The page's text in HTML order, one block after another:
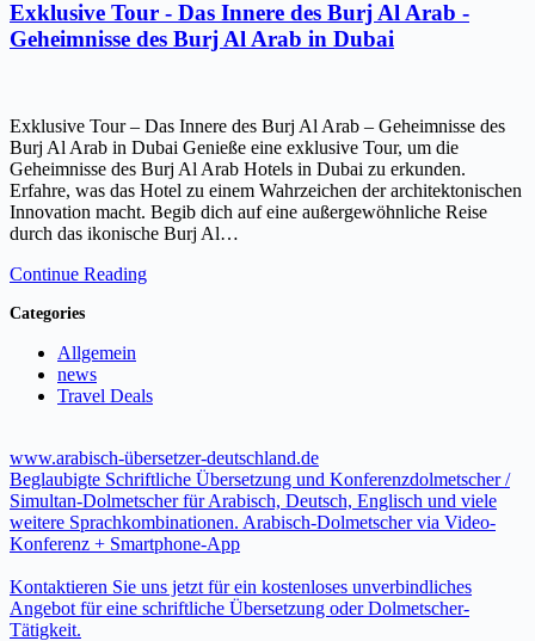
Exklusive Tour - Das Innere des Burj Al Arab -
Geheimnisse des Burj Al Arab in Dubai
Exklusive Tour – Das Innere des Burj Al Arab – Geheimnisse des
Burj Al Arab in Dubai Genieße eine exklusive Tour, um die
Geheimnisse des Burj Al Arab Hotels in Dubai zu erkunden.
Erfahre, was das Hotel zu einem Wahrzeichen der architektonischen
Innovation macht. Begib dich auf eine außergewöhnliche Reise
durch das ikonische Burj Al…
Continue Reading
Categories
Allgemein
news
Travel Deals
www.arabisch-übersetzer-deutschland.de
Beglaubigte Schriftliche Übersetzung und Konferenzdolmetscher /
Simultan-Dolmetscher für Arabisch, Deutsch, Englisch und viele
weitere Sprachkombinationen. Arabisch-Dolmetscher via Video-
Konferenz + Smartphone-App
Kontaktieren Sie uns jetzt für ein kostenloses unverbindliches
Angebot für eine schriftliche Übersetzung oder Dolmetscher-
Tätigkeit.